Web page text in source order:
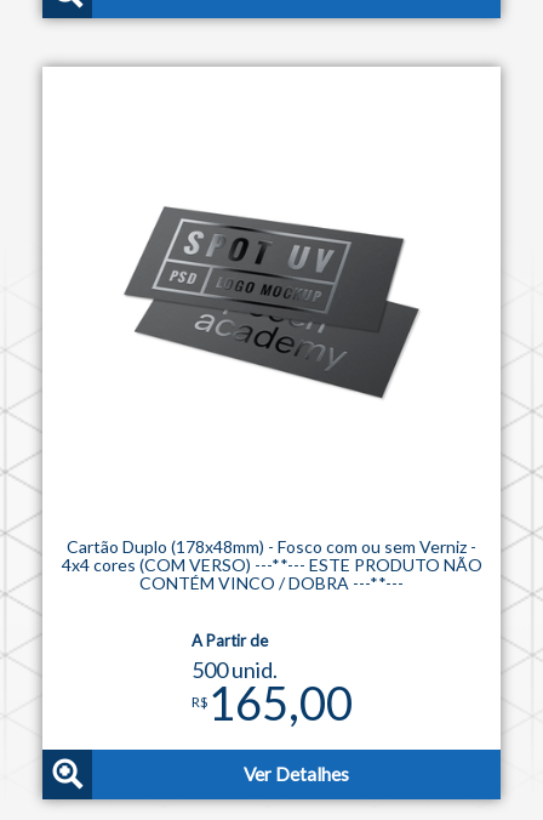
Cartão Duplo (178x48mm) - Fosco com ou sem Verniz -
4x4 cores (COM VERSO) ---**--- ESTE PRODUTO NÃO
CONTÉM VINCO / DOBRA ---**---
A Partir de
500 unid.
R$ 165,00
Ver Detalhes